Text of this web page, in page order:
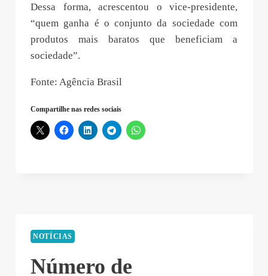
Dessa forma, acrescentou o vice-presidente,
“quem ganha é o conjunto da sociedade com
produtos mais baratos que beneficiam a
sociedade”.
Fonte: Agência Brasil
Compartilhe nas redes sociais
NOTÍCIAS
Número de